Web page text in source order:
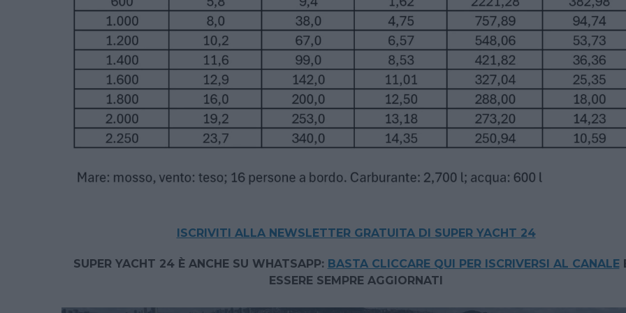
ISCRIVITI ALLA NEWSLETTER GRATUITA DI SUPER YACHT 24
SUPER YACHT 24 È ANCHE SU WHATSAPP: BASTA CLICCARE QUI PER ISCRIVERSI AL CANALE
ESSERE SEMPRE AGGIORNATI